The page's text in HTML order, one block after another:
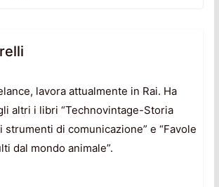
lavora attualmente in Rai. Ha
altri i libri “Technovintage-Storia
strumenti di comunicazione” e “Favole
dal mondo animale”.